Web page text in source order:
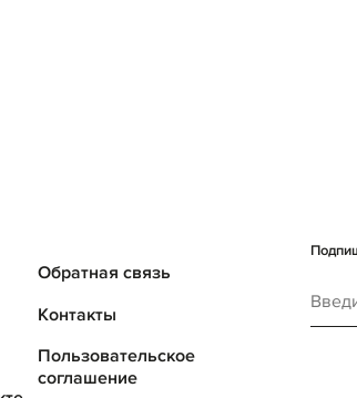
Обратная связь
Контакты
Пользовательское
соглашение